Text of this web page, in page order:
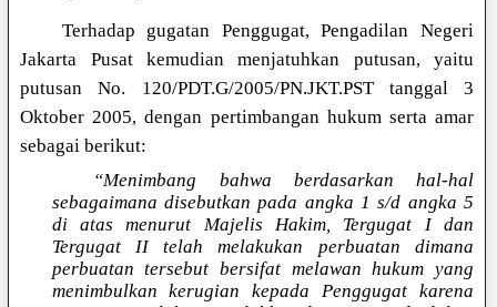
Terhadap gugatan Penggugat, Pengadilan Negeri
Jakarta Pusat kemudian menjatuhkan putusan, yaitu
putusan No. 120/PDT.G/2005/PN.JKT.PST tanggal 3
Oktober 2005, dengan pertimbangan hukum serta amar
sebagai berikut:
“Menimbang bahwa berdasarkan hal-hal
sebagaimana disebutkan pada angka 1 s/d angka 5
di atas menurut Majelis Hakim, Tergugat I dan
Tergugat II telah melakukan perbuatan dimana
perbuatan tersebut bersifat melawan hukum yang
menimbulkan kerugian kepada Penggugat karena